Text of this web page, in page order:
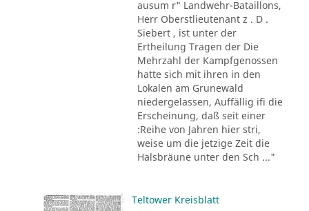
ausum r" Landwehr-Bataillons,
Herr Oberstlieutenant z . D .
Siebert , ist unter der
Ertheilung Tragen der Die
Mehrzahl der Kampfgenossen
hatte sich mit ihren in den
Lokalen am Grunewald
niedergelassen, Auffällig ifi die
Erscheinung, daß seit einer
:Reihe von Jahren hier stri,
weise um die jetzige Zeit die
Halsbräune unter den Sch ..."
Teltower Kreisblatt